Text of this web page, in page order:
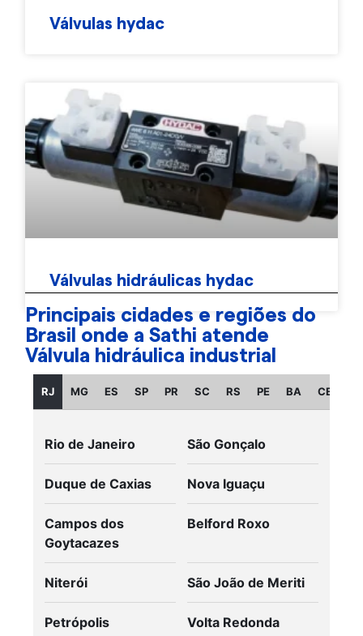
Válvulas hydac
Válvulas hidráulicas hydac
Principais cidades e regiões do
Brasil onde a Sathi atende
Válvula hidráulica industrial
RJ MG ES SP PR SC RS PE BA CE
Rio de Janeiro São Gonçalo
Duque de Caxias Nova Iguaçu
Campos dos
Goytacazes
Belford Roxo
Niterói São João de Meriti
Petrópolis Volta Redonda